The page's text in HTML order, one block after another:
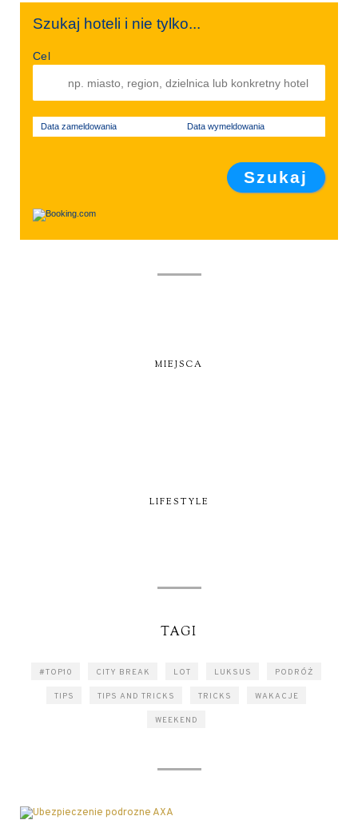
Szukaj hoteli i nie tylko...
Cel
Data zameldowania Data wymeldowania
MIEJSCA
LIFESTYLE
TAGI
#TOP10 CITY BREAK LOT LUKSUS PODRÓŻ
TIPS TIPS AND TRICKS TRICKS WAKACJE
WEEKEND